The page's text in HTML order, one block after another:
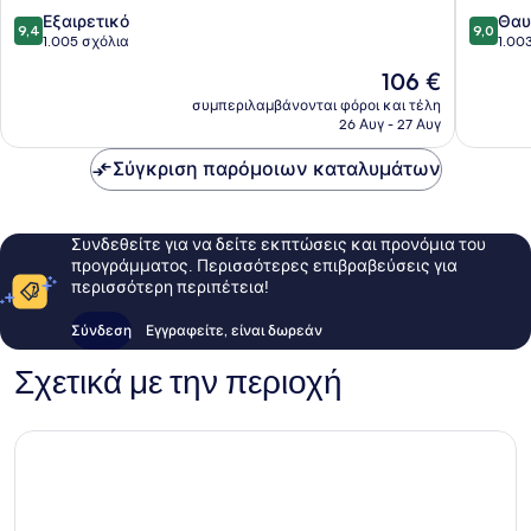
Pattaya
9.4
στα
9,4 Εξαιρετικό
1.005 σχόλια
Η
τιμή
είναι
106 €
συμπεριλαμβάνονται φόροι και τέλη
26 Αυγ - 27 Αυγ
9.0
στα
9,0
Σύγκριση παρόμοιων καταλυμάτων
Συνδεθείτε για να δείτε εκπτώσεις και προνόμια του
προγράμματος. Περισσότερες επιβραβεύσεις για
περισσότερη περιπέτεια!
Σύνδεση Εγγραφείτε, είναι δωρεάν
Σχετικά με την περιοχή